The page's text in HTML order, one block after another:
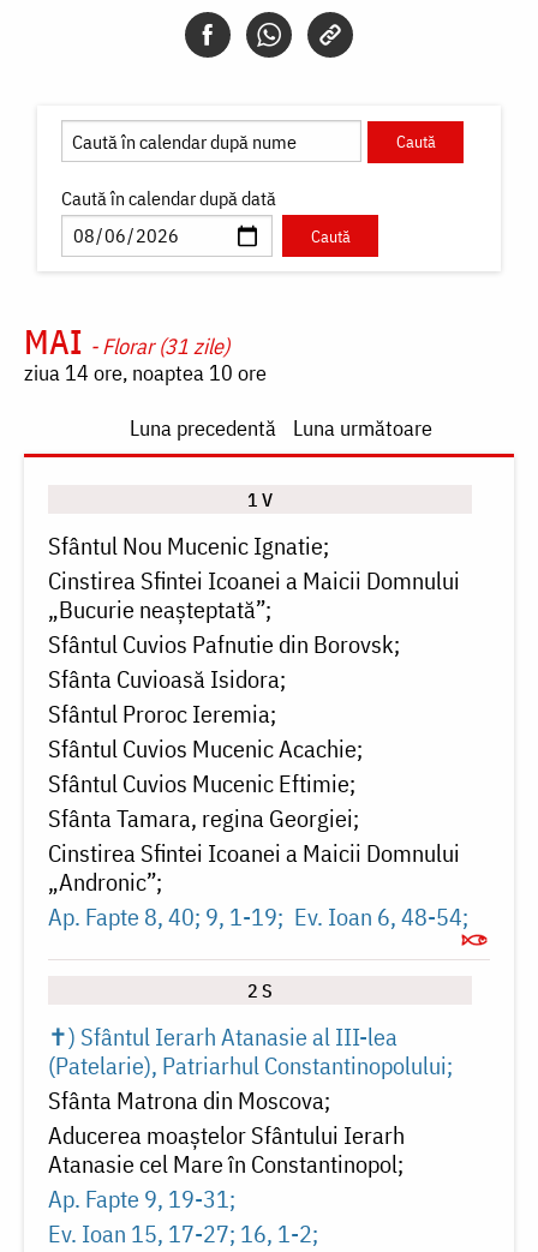
Caută în calendar după dată
MAI - Florar (31 zile)
ziua 14 ore, noaptea 10 ore
Luna precedentă Luna următoare
1 V
Sfântul Nou Mucenic Ignatie
Cinstirea Sfintei Icoanei a Maicii Domnului
„Bucurie neașteptată”
Sfântul Cuvios Pafnutie din Borovsk
Sfânta Cuvioasă Isidora
Sfântul Proroc Ieremia
Sfântul Cuvios Mucenic Acachie
Sfântul Cuvios Mucenic Eftimie
Sfânta Tamara, regina Georgiei
Cinstirea Sfintei Icoanei a Maicii Domnului
„Andronic”
Ap. Fapte 8, 40; 9, 1-19 Ev. Ioan 6, 48-54
2 S
✝) Sfântul Ierarh Atanasie al III-lea
(Patelarie), Patriarhul Constantinopolului
Sfânta Matrona din Moscova
Aducerea moaștelor Sfântului Ierarh
Atanasie cel Mare în Constantinopol
Ap. Fapte 9, 19-31
Ev. Ioan 15, 17-27; 16, 1-2